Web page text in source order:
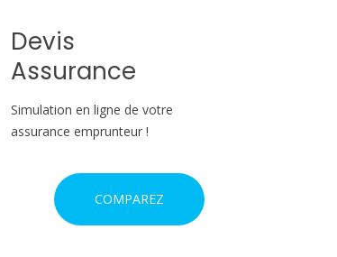
Devis
Assurance
Simulation en ligne de votre
assurance emprunteur !
COMPAREZ